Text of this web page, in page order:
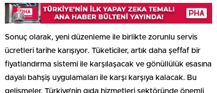
Sonuç olarak, yeni düzenleme ile birlikte zorunlu servis
ücretleri tarihe karışıyor. Tüketiciler, artık daha şeffaf bir
fiyatlandırma sistemi ile karşılaşacak ve gönüllülük esasına
dayalı bahşiş uygulamaları ile karşı karşıya kalacak. Bu
gelişmeler, Türkiye’nin gıda hizmetleri sektöründe önemli